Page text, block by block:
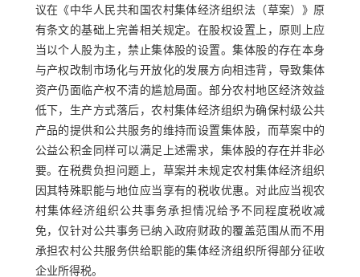
议在《中华人民共和国农村集体经济组织法（草案）》原
有条文的基础上完善相关规定。在股权设置上，原则上应
当以个人股为主，禁止集体股的设置。集体股的存在本身
与产权改制市场化与开放化的发展方向相违背，导致集体
资产仍面临产权不清的尴尬局面。部分农村地区经济效益
低下，生产方式落后，农村集体经济组织为确保村级公共
产品的提供和公共服务的维持而设置集体股，而草案中的
公益公积金同样可以满足上述需求，集体股的存在并非必
要。在税费负担问题上，草案并未规定农村集体经济组织
因其特殊职能与地位应当享有的税收优惠。对此应当视农
村集体经济组织公共事务承担情况给予不同程度税收减
免，仅针对公共事务已纳入政府财政的覆盖范围从而不用
承担农村公共服务供给职能的集体经济组织所得部分征收
企业所得税。